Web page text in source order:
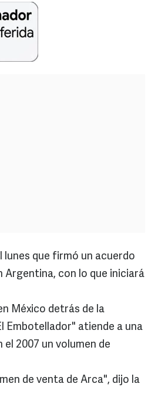
lunes que firmó un acuerdo
Argentina, con lo que iniciará
México detrás de la
Embotellador" atiende a una
2007 un volumen de
de venta de Arca", dijo la